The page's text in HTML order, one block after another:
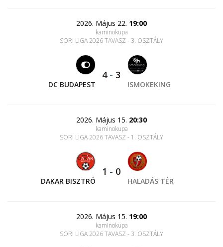
2026. Május 22. 19:00
kaminokupa
SORI LIGA 2026 TAVASZ - 3. OSZTÁLY
DC BUDAPEST
4- 3
ISMOKEKING
2026. Május 15. 20:30
kaminokupa
SORI LIGA 2026 TAVASZ - 1. OSZTÁLY
DAKAR BISZTRÓ
1 - 0
HALADÁS TÉR
2026. Május 15. 19:00
kaminokupa
SORI LIGA 2026 TAVASZ - 3. OSZTÁLY